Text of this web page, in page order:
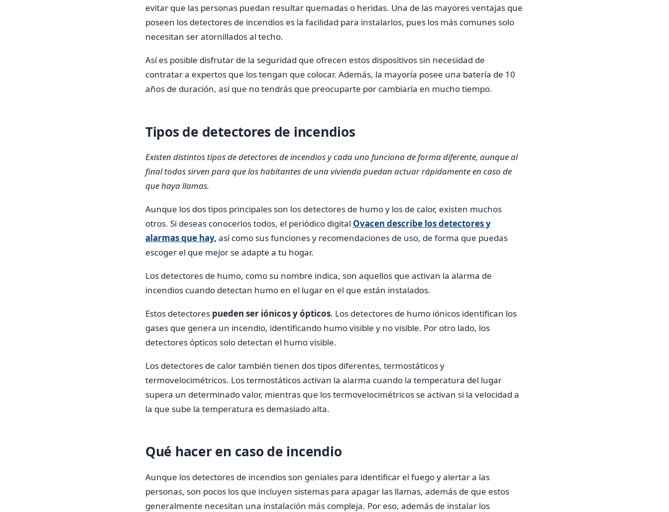
evitar que las personas puedan resultar quemadas o heridas. Una de las mayores ventajas que
poseen los detectores de incendios es la facilidad para instalarlos, pues los más comunes solo
necesitan ser atornillados al techo.
Así es posible disfrutar de la seguridad que ofrecen estos dispositivos sin necesidad de
contratar a expertos que los tengan que colocar. Además, la mayoría posee una batería de 10
años de duración, así que no tendrás que preocuparte por cambiarla en mucho tiempo.
Tipos de detectores de incendios
Existen distintos tipos de detectores de incendios y cada uno funciona de forma diferente, aunque al
final todos sirven para que los habitantes de una vivienda puedan actuar rápidamente en caso de
que haya llamas.
Aunque los dos tipos principales son los detectores de humo y los de calor, existen muchos
otros. Si deseas conocerlos todos, el periódico digital Ovacen describe los detectores y
alarmas que hay, así como sus funciones y recomendaciones de uso, de forma que puedas
escoger el que mejor se adapte a tu hogar.
Los detectores de humo, como su nombre indica, son aquellos que activan la alarma de
incendios cuando detectan humo en el lugar en el que están instalados.
Estos detectores pueden ser iónicos y ópticos. Los detectores de humo iónicos identifican los
gases que genera un incendio, identificando humo visible y no visible. Por otro lado, los
detectores ópticos solo detectan el humo visible.
Los detectores de calor también tienen dos tipos diferentes, termostáticos y
termovelocimétricos. Los termostáticos activan la alarma cuando la temperatura del lugar
supera un determinado valor, mientras que los termovelocimétricos se activan si la velocidad a
la que sube la temperatura es demasiado alta.
Qué hacer en caso de incendio
Aunque los detectores de incendios son geniales para identificar el fuego y alertar a las
personas, son pocos los que incluyen sistemas para apagar las llamas, además de que estos
generalmente necesitan una instalación más compleja. Por eso, además de instalar los